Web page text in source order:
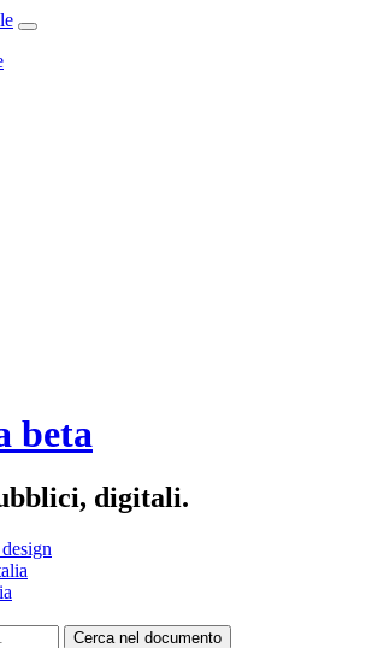
beta
digitali.
Cerca nel documento